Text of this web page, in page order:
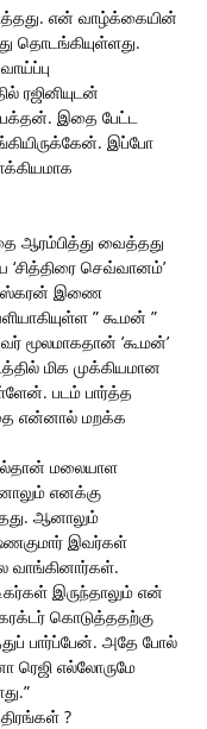
என் வாழ்க்கையின்
தொடங்கியுள்ளது.
ரஜினியுடன்
பக்தன். இதை பேட்ட
இப்போ
ஆரம்பித்து வைத்தது
செவ்வானம்’
இணை
” கூமன் ”
மூலமாகதான் ’கூமன்’
மிக முக்கியமான
படம் பார்த்த
என்னால் மறக்க
மலையாள
எனக்கு
ஆனாலும்
இவர்கள்
வாங்கினார்கள்.
இருந்தாலும் என்
கொடுத்ததற்கு
பார்ப்பேன். அதே போல்
ரெஜி எல்லோருமே
?